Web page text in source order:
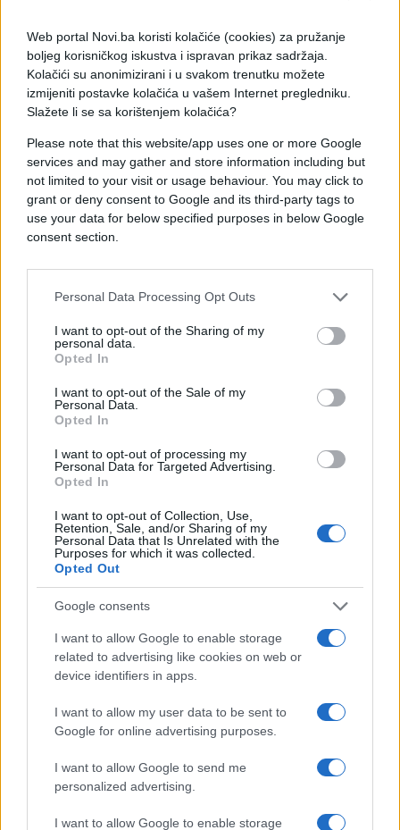
Web portal Novi.ba koristi kolačiće (cookies) za pružanje
boljeg korisničkog iskustva i ispravan prikaz sadržaja.
Kolačići su anonimizirani i u svakom trenutku možete
izmijeniti postavke kolačića u vašem Internet pregledniku.
Slažete li se sa korištenjem kolačića?
Please note that this website/app uses one or more Google
services and may gather and store information including but
not limited to your visit or usage behaviour. You may click to
grant or deny consent to Google and its third-party tags to
use your data for below specified purposes in below Google
consent section.
Personal Data Processing Opt Outs
I want to opt-out of the Sharing of my
personal data.
Opted In
I want to opt-out of the Sale of my
Personal Data.
Opted In
I want to opt-out of processing my
Personal Data for Targeted Advertising.
Opted In
I want to opt-out of Collection, Use,
Retention, Sale, and/or Sharing of my
Personal Data that Is Unrelated with the
Purposes for which it was collected.
Opted Out
Google consents
I want to allow Google to enable storage
related to advertising like cookies on web or
device identifiers in apps.
I want to allow my user data to be sent to
Google for online advertising purposes.
I want to allow Google to send me
personalized advertising.
I want to allow Google to enable storage
vidna oštećenja, a on je policiji rekao da je s mjesta
nesreće pobjegao iz straha.
Prema nezvaničnim informacijama, smrtno je
Blanuša.